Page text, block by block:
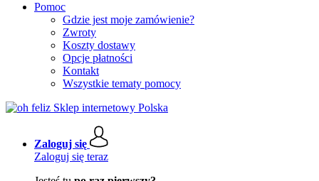
Pomoc
Gdzie jest moje zamówienie?
Zwroty
Koszty dostawy
Opcje płatności
Kontakt
Wszystkie tematy pomocy
Zaloguj się
Zaloguj się teraz